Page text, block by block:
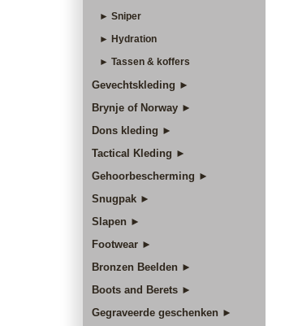
► Sniper
► Hydration
► Tassen & koffers
Gevechtskleding ►
Brynje of Norway ►
Dons kleding ►
Tactical Kleding ►
Gehoorbescherming ►
Snugpak ►
Slapen ►
Footwear ►
Bronzen Beelden ►
Boots and Berets ►
Gegraveerde geschenken ►